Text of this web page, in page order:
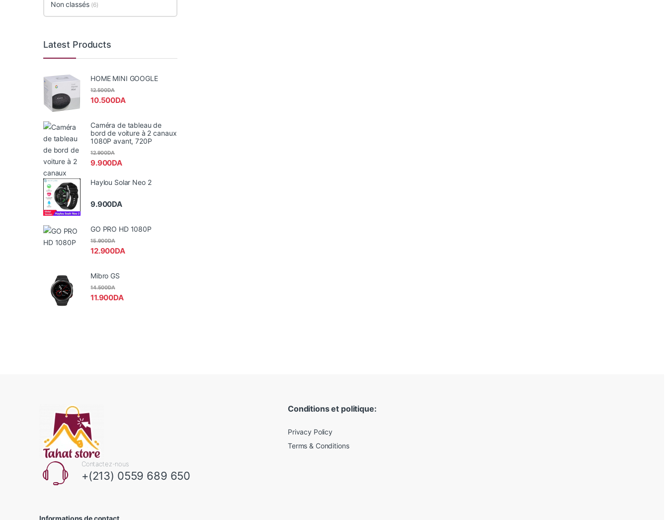
Non classés (6)
Latest Products
HOME MINI GOOGLE
10.500DA
12.500DA
Caméra de tableau de
bord de voiture à 2 canaux
1080P avant, 720P
9.900DA
12.900DA
Haylou Solar Neo 2
9.900DA
GO PRO HD 1080P
12.900DA
15.900DA
Mibro GS
11.900DA
14.500DA
Contactez-nous
+(213) 0559 689 650
Informations de contact
Conditions et politique:
Privacy Policy
Terms & Conditions